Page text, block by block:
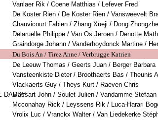
Vanlaer Rik / Coene Matthias / Lefever Fred
De Koster Rien / De Koster Rien / Vansweevelt
Chauvicourt Fabien / Zhang Xueji / Dong Zhongzhe
Delaruelle Philippe / Van Os Jeroen / Denotte
Graindorge Johann / Vanderhoydonck Martine /
Du Bois An / Tirez Anne / Verbrugge Katrien
De Leeuw Thomas / Geerts Juan / Berger Barbara
Vansteenkiste Dieter / Broothaerts Bas / Theunis
Vlackaerts Guy / Theys Kurt / Raeven Chris
DADDY
Massart John / Soulet Julien / Vandamme Stefaan
Mcconahay Rick / Leyssens Rik / Luca-Harari
Vrolix Luc / Vranckx Walter / Van Liedekerke